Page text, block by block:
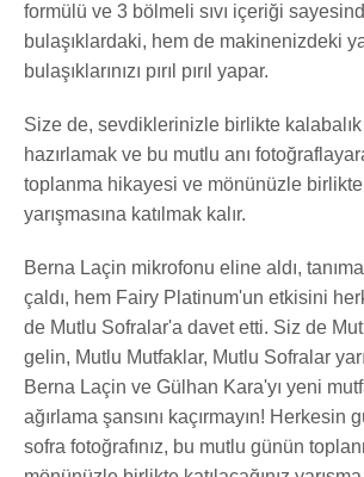
Haftalık E-Bülten
formülü ve 3 bölmeli sıvı içeriği
bulaşıklardaki, hem de makinenizdeki
bulaşıklarınızı pırıl pırıl yapar.
Size de, sevdiklerinizle birlikte
hazırlamak ve bu mutlu anı
toplanma hikayesi ve mönünüzle
yarışmasına katılmak kalır.
Berna Laçin mikrofonu eline aldı,
çaldı, hem Fairy Platinum'un etkisini
de Mutlu Sofralar'a davet etti. Siz de
gelin, Mutlu Mutfaklar, Mutlu Sofralar
Berna Laçin ve Gülhan Kara'yı yeni
ağırlama şansını kaçırmayın! Herkesin
sofra fotoğrafınız, bu mutlu günün